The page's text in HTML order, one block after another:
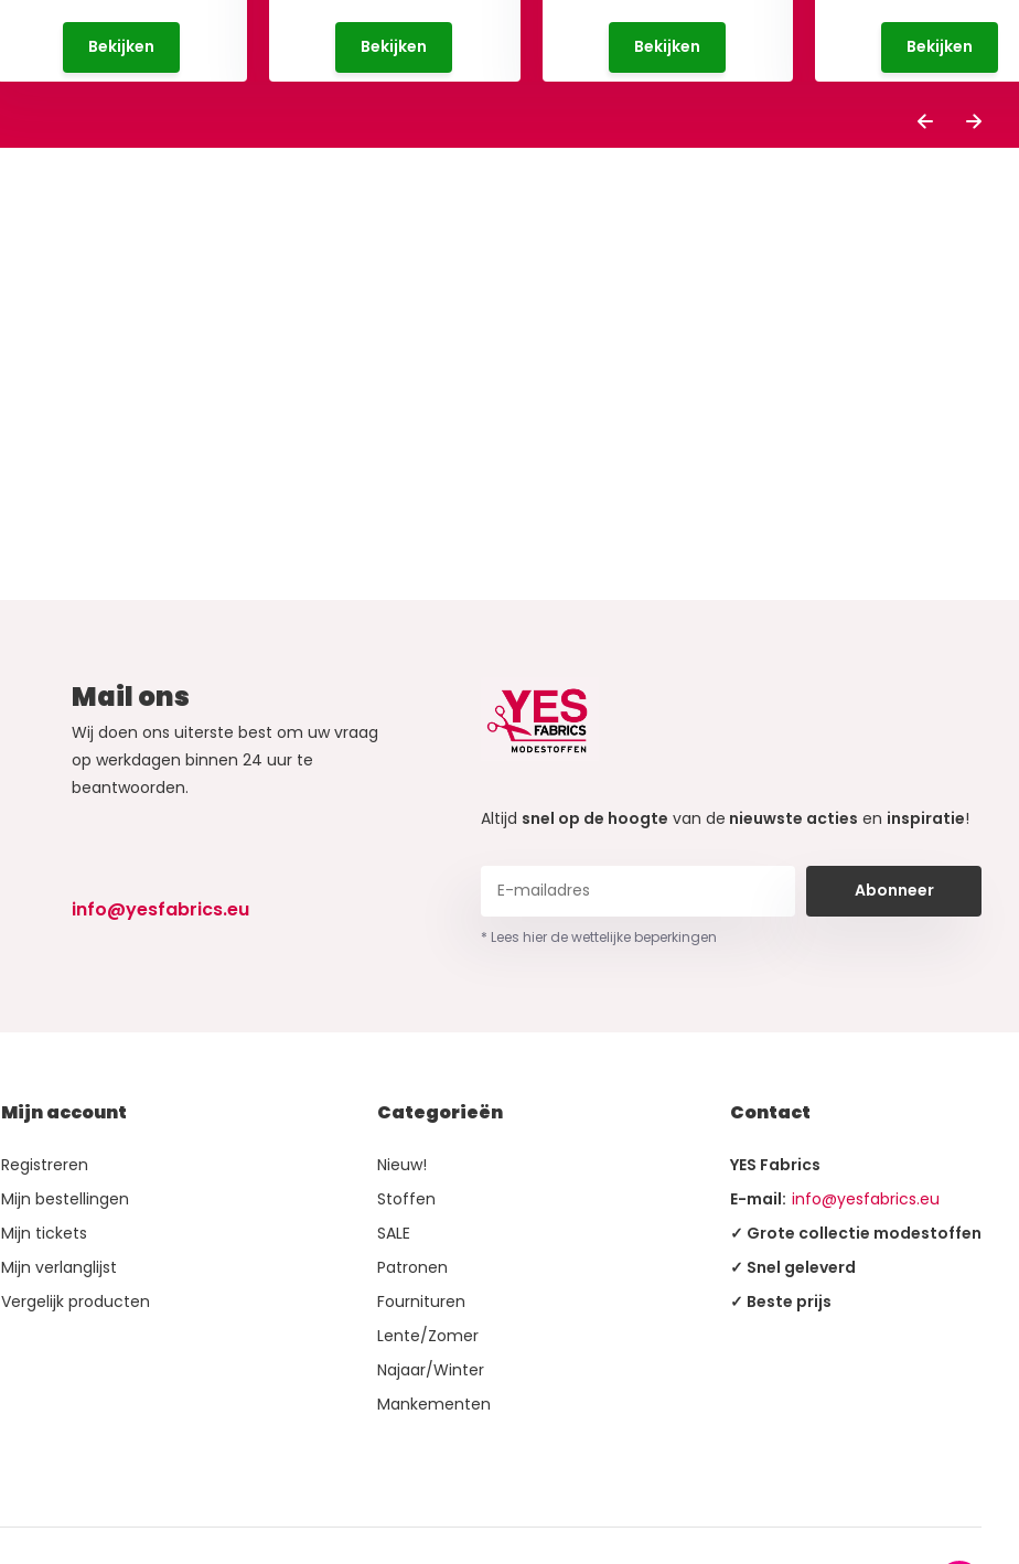
Bekijken Bekijken Bekijken Bekijken
Mail ons
Wij doen ons uiterste best om uw vraag
op werkdagen binnen 24 uur te
beantwoorden.
info@yesfabrics.eu
Altijd snel op de hoogte van de nieuwste acties en inspiratie!
Abonneer
* Lees hier de wettelijke beperkingen
Mijn account
Registreren
Mijn bestellingen
Mijn tickets
Mijn verlanglijst
Vergelijk producten
Categorieën
Nieuw!
Stoffen
SALE
Patronen
Fournituren
Lente/Zomer
Najaar/Winter
Mankementen
Contact
YES Fabrics
E-mail: info@yesfabrics.eu
✓ Grote collectie modestoffen
✓ Snel geleverd
✓ Beste prijs